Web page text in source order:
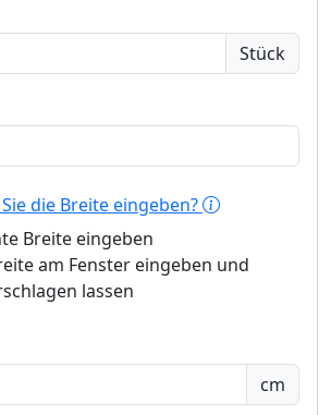
Stück
die Breite eingeben?
Breite eingeben
am Fenster eingeben und
lassen
cm